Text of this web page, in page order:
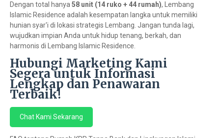
Dengan total hanya58 unit (14 ruko + 44 rumah), Lembang
Islamic Residence adalah kesempatan langka untuk memiliki
hunian syar'i di lokasi strategis Lembang. Jangan tunda lagi,
wujudkan impian Anda untuk hidup tenang, berkah, dan
harmonis di Lembang Islamic Residence.
Hubungi Marketing Kami
Segera untuk Informasi
Lengkap dan Penawaran
Terbaik!
Chat Kami Sekarang